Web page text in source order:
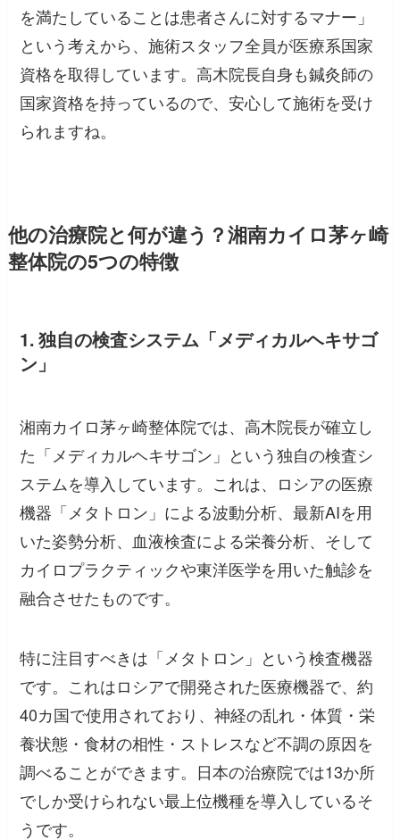
を満たしていることは患者さんに対するマナー」
という考えから、施術スタッフ全員が医療系国家
資格を取得しています。高木院長自身も鍼灸師の
国家資格を持っているので、安心して施術を受け
られますね。
他の治療院と何が違う？湘南カイロ茅ヶ崎
整体院の5つの特徴
1. 独自の検査システム「メディカルヘキサゴ
ン」
湘南カイロ茅ヶ崎整体院では、高木院長が確立し
た「メディカルヘキサゴン」という独自の検査シ
ステムを導入しています。これは、ロシアの医療
機器「メタトロン」による波動分析、最新AIを用
いた姿勢分析、血液検査による栄養分析、そして
カイロプラクティックや東洋医学を用いた触診を
融合させたものです。
特に注目すべきは「メタトロン」という検査機器
です。これはロシアで開発された医療機器で、約
40カ国で使用されており、神経の乱れ・体質・栄
養状態・食材の相性・ストレスなど不調の原因を
調べることができます。日本の治療院では13か所
でしか受けられない最上位機種を導入しているそ
うです。